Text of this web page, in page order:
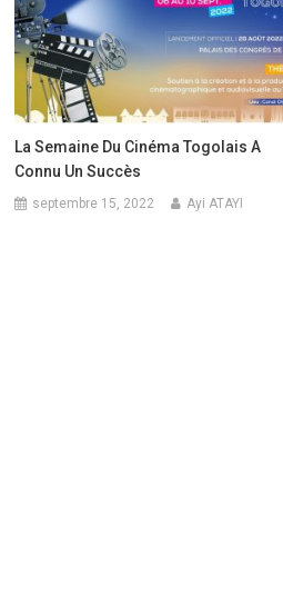
La Semaine Du Cinéma Togolais A
Connu Un Succès
septembre 15, 2022 Ayi ATAYI